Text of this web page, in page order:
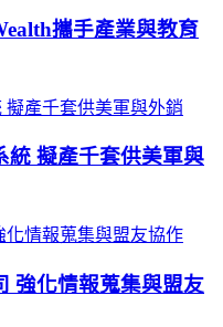
攜手產業與教育
統 擬產千套供美軍與
強化情報蒐集與盟友